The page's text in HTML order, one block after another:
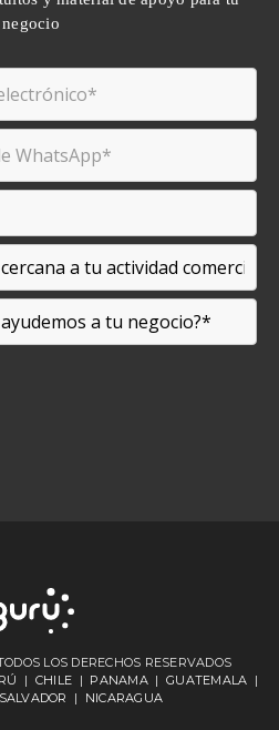
negocio
LOS DERECHOS RESERVADOS
| CHILE | PANAMA| GUATEMALA |
| NICARAGUA